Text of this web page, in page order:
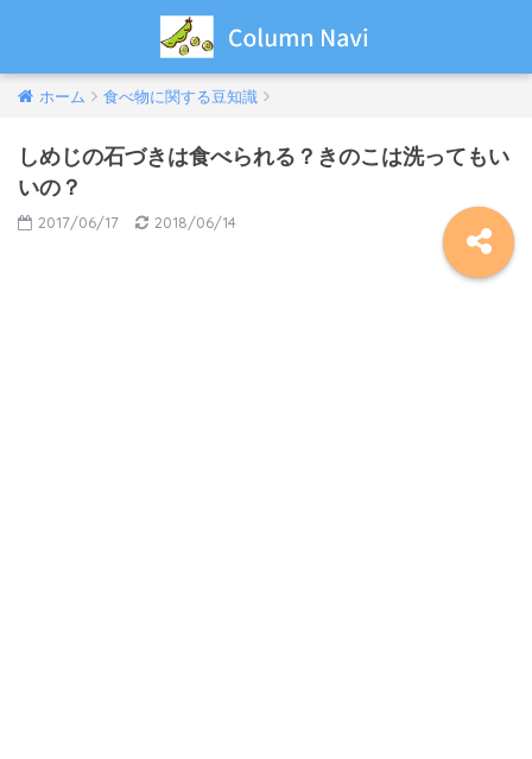
ホーム 食べ物に関する豆知識
しめじの石づきは食べられる？きのこは洗ってもい
いの？
2017/06/17 2018/06/14